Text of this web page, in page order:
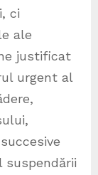
ci
ale
justificat
urgent al
suspendării